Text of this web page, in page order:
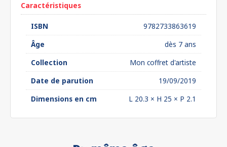
Caractéristiques
ISBN
9782733863619
Âge
dès 7 ans
Collection
Mon coffret d'artiste
Date de parution
19/09/2019
Dimensions en cm
L 20.3 × H 25 × P 2.1